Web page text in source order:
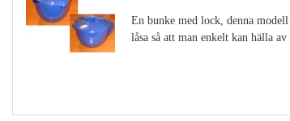
En bunke med lock, denna
låsa så att man enkelt kan hälla